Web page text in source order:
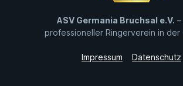
ASV Germania Bruchsal e.V.
professioneller Ringerverein in der
Impressum Datenschutz